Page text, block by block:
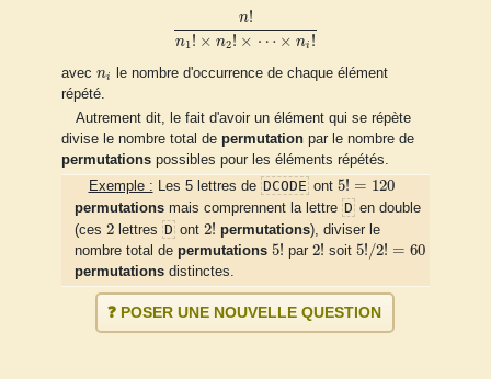
n!
n1! × n2! × ⋯ × ni !
2!
avec ni
n
le nombre d'occurrence de chaque élément
répété.
Autrement dit, le fait d'avoir un élément qui se répète
divise le nombre total de permutation par le nombre de
permutations possibles pour les éléments répétés.
Exemple : Les 5 lettres de DCODEont 5! = 120
5!=120
permutations mais comprennent la lettre D en double
(ces 2
2 lettres D ont 2!
2! permutations), diviser le
nombre total de permutations 5!
5! par 2!
2! soit 5!/2! = 60
5! /2! 60
permutations distinctes.
❓ POSER UNE NOUVELLE QUESTION